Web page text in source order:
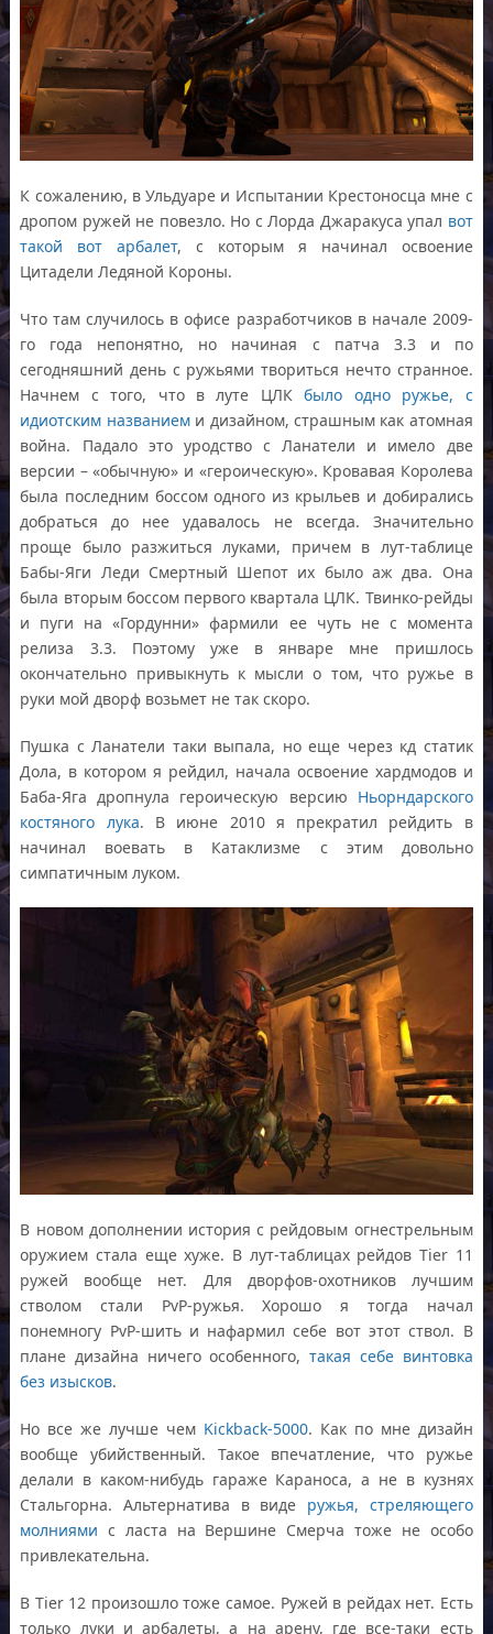
К сожалению, в Ульдуаре и Испытании Крестоносца мне с
дропом ружей не повезло. Но с Лорда Джаракуса упал вот
такой вот арбалет, с которым я начинал освоение
Цитадели Ледяной Короны.
Что там случилось в офисе разработчиков в начале 2009-
го года непонятно, но начиная с патча 3.3 и по
сегодняшний день с ружьями твориться нечто странное.
Начнем с того, что в луте ЦЛКбыло одно ружье, с
идиотским названиеми дизайном, страшным как атомная
война. Падало это уродство с Ланатели и имело две
версии – «обычную» и «героическую». Кровавая Королева
была последним боссом одного из крыльев и добирались
добраться до нее удавалось не всегда. Значительно
проще было разжиться луками, причем в лут-таблице
Бабы-Яги Леди Смертный Шепот их было аж два. Она
была вторым боссом первого квартала ЦЛК. Твинко-рейды
и пуги на «Гордунни» фармили ее чуть не с момента
релиза 3.3. Поэтому уже в январе мне пришлось
окончательно привыкнуть к мысли о том, что ружье в
руки мой дворф возьмет не так скоро.
Пушка с Ланатели таки выпала, но еще через кд статик
Дола, в котором я рейдил, начала освоение хардмодов и
Баба-Яга дропнула героическую версию Ньорндарского
костяного лука. В июне 2010 я прекратил рейдить в
начинал воевать в Катаклизме с этим довольно
симпатичным луком.
В новом дополнении история с рейдовым огнестрельным
оружием стала еще хуже. В лут-таблицах рейдов Tier 11
ружей вообще нет. Для дворфов-охотников лучшим
стволом стали PvP-ружья. Хорошо я тогда начал
понемногу PvP-шить и нафармил себе вот этот ствол. В
плане дизайна ничего особенного,такая себе винтовка
без изысков.
Но все же лучше чем Kickback-5000. Как по мне дизайн
вообще убийственный. Такое впечатление, что ружье
делали в каком-нибудь гараже Караноса, а не в кузнях
Стальгорна. Альтернатива в виде ружья, стреляющего
молниями с ласта на Вершине Смерча тоже не особо
привлекательна.
В Tier 12 произошло тоже самое. Ружей в рейдах нет. Есть
только луки и арбалеты, а на арену, где все-таки есть